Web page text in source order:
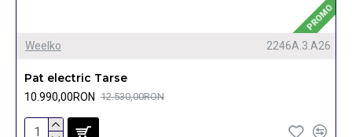
PROMO
Weelko 2246A.3.A26
Pat electric Tarse
10.990,00RON 12.530,00RON